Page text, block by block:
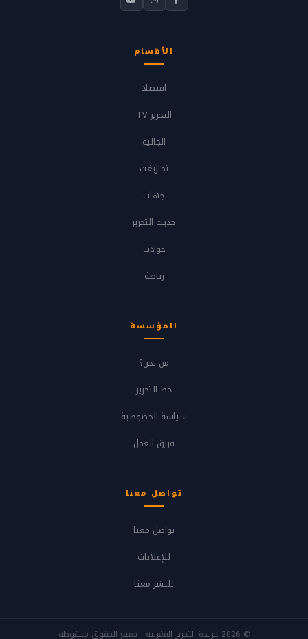
الأقسام
اقتصاد
التحرير TV
الجالية
تمازيغت
جهات
حديث التحرير
حوادث
رياضة
المؤسسة
من نحن؟
خط التحرير
سياسة الخصوصية
فريق العمل
تواصل معنا
تواصل معنا
للإعلانات
للنشر معنا
© 2026 جريدة التحرير المغربية · جميع الحقوق محفوظة